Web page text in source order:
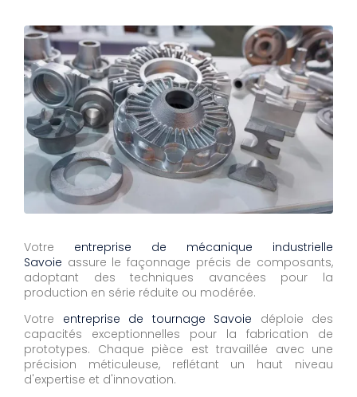
Votre entreprise de mécanique industrielle
Savoie assure le façonnage précis de composants,
adoptant des techniques avancées pour la
production en série réduite ou modérée.
Votre entreprise de tournage Savoie déploie des
capacités exceptionnelles pour la fabrication de
prototypes. Chaque pièce est travaillée avec une
précision méticuleuse, reflétant un haut niveau
d'expertise et d'innovation.